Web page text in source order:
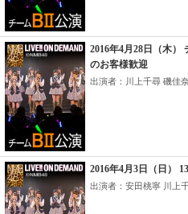
2016年4月28日（木
のお客様歓迎
出演者：川上千尋 磯佳
2016年4月3日（日）
出演者：安田桃寧 川上